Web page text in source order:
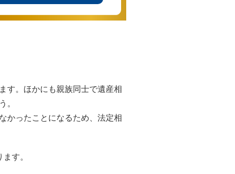
す。ほかにも親族同士で遺産相
。
かったことになるため、法定相
す。